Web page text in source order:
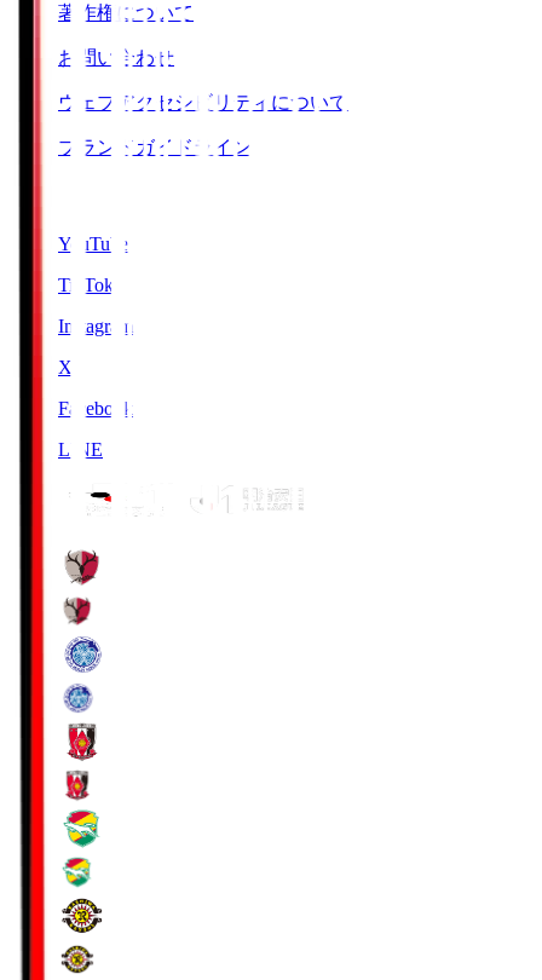
著作権について
お問い合わせ
ウェブアクセシビリティについて
ブランドガイドライン
YouTube
TikTok
Instagram
X
Facebook
LINE